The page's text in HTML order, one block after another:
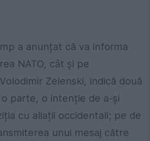
a anunțat că va informa
NATO, cât și pe
Zelenski, indică două
parte, o intenție de a-și
cu aliații occidentali; pe de
unui mesaj către